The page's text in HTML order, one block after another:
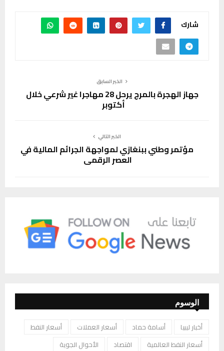
شارك
الخبر السابق
جهاز الهجرة بالمرج يرحل 28 مهاجرا غير شرعي خلال
أكتوبر
الخبر التالي
مؤتمر وطني ببنغازي لمواجهة الجرائم المالية في
العصر الرقمي
الوسوم
أخبار ليبيا أسامة حماد أسعار العملات
أسعار النفط
أسعار النفط العالمية
اقتصاد
الأحوال الجوية